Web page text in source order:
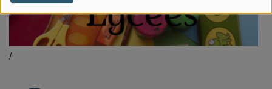
/